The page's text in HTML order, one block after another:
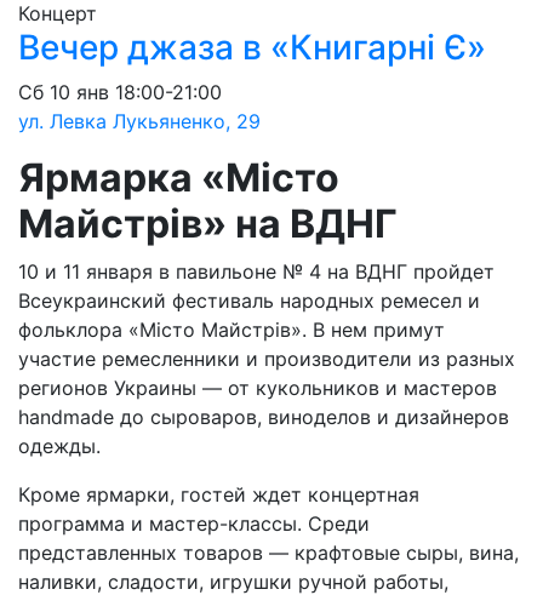
Концерт
Вечер джаза в «Книгарні Є»
Сб 10 янв 18:00-21:00
ул. Левка Лукьяненко, 29
Ярмарка «Місто
Майстрів» на ВДНГ
10 и 11 января в павильоне № 4 на ВДНГ пройдет
Всеукраинский фестиваль народных ремесел и
фольклора «Місто Майстрів». В нем примут
участие ремесленники и производители из разных
регионов Украины — от кукольников и мастеров
handmade до сыроваров, виноделов и дизайнеров
одежды.
Кроме ярмарки, гостей ждет концертная
программа и мастер-классы. Среди
представленных товаров — крафтовые сыры, вина,
наливки, сладости, игрушки ручной работы,